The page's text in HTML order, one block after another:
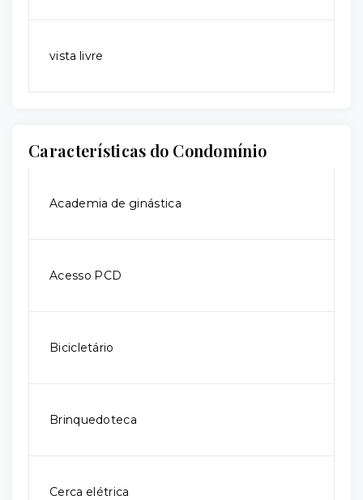
vista livre
Características do Condomínio
Academia de ginástica
Acesso PCD
Bicicletário
Brinquedoteca
Cerca elétrica